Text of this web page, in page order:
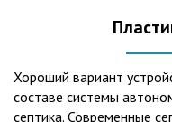
Хороший вариант
составе системы
септика. Современные